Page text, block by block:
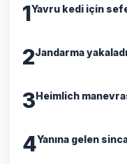
1Yavru kedi için
2Jandarma
3Heimlich
4Yanına gelen